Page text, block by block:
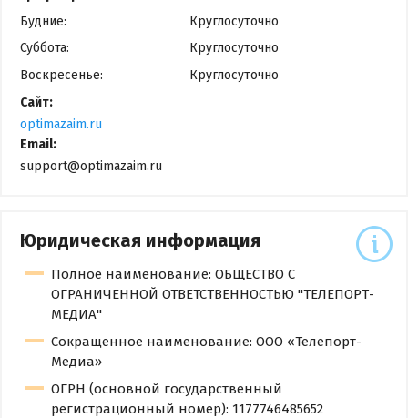
Будние:
Круглосуточно
Суббота:
Круглосуточно
Воскресенье:
Круглосуточно
Сайт:
optimazaim.ru
Email:
support@optimazaim.ru
Юридическая информация
Полное наименование: ОБЩЕСТВО С
ОГРАНИЧЕННОЙ ОТВЕТСТВЕННОСТЬЮ "ТЕЛЕПОРТ-
МЕДИА"
Сокращенное наименование: ООО «Телепорт-
Медиа»
ОГРН (основной государственный
регистрационный номер): 1177746485652